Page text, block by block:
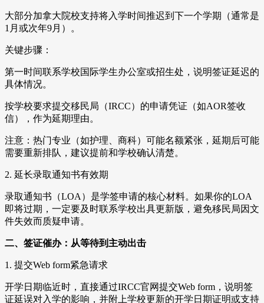
大部分加拿大院校支持将入学时间推迟到下一个学期（通常是
1月或次年9月）。
关键步骤：
第一时间联系学校国际学生办公室或招生处，说明签证延迟的
具体情况。
按学校要求提交移民局（IRCC）的申请凭证（如AOR签收
信），作为延期理由。
注意：热门专业（如护理、商科）可能名额紧张，延期后可能
需要重新排队，建议提前和学校确认清楚。
2. 延长录取通知书有效期
录取通知书（LOA）是学签申请的核心材料。如果你的LOA
即将过期，一定要及时联系学校出具更新版，避免移民局因文
件失效而质疑申请。
二、签证催办：从等待到主动出击
1. 提交Web form紧急请求
开学日期临近时，直接通过IRCC官网提交Web form，说明签
证延误对入学的影响，并附上学校更新的开学日期证明或支持